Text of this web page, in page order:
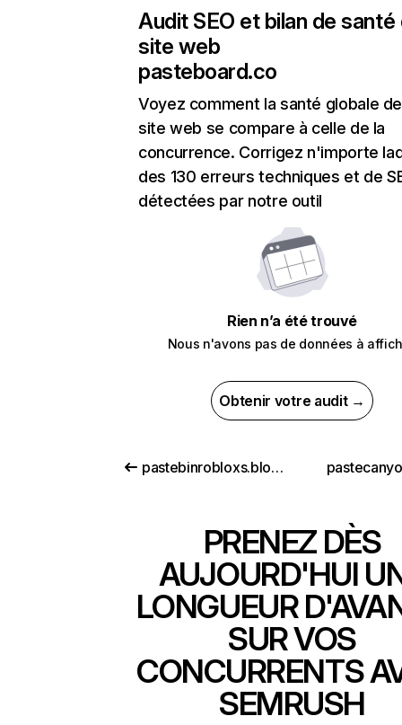
Audit SEO et bilan de santé
site web
pasteboard.co
Voyez comment la santé globale
site web se compare à celle de la
concurrence. Corrigez n'importe
des 130 erreurs techniques et de
détectées par notre outil
Rien n’a été trouvé
Nous n'avons pas de données à
Obtenir votre audit →
pastebinrobloxs.blogspot.com
PRENEZ DÈS
AUJOURD'HUI
LONGUEUR
SUR VOS
CONCURRENTS
SEMRUSH